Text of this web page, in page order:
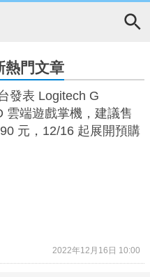
門文章
發表 Logitech G
雲端遊戲掌機，建議售
價 11,990 元，12/16 起展開預購
2022年12月16日 10:00